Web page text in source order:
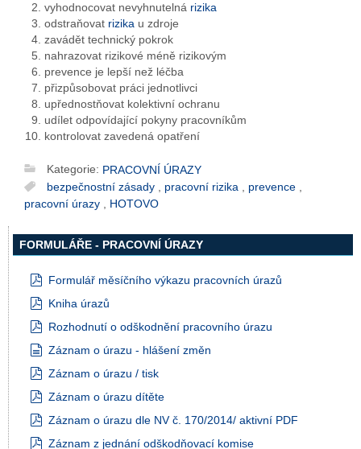
vyhodnocovat nevyhnutelná rizika
odstraňovat rizika u zdroje
zavádět technický pokrok
nahrazovat rizikové méně rizikovým
prevence je lepší než léčba
přizpůsobovat práci jednotlivci
upřednostňovat kolektivní ochranu
udílet odpovídající pokyny pracovníkům
kontrolovat zavedená opatření
Kategorie: PRACOVNÍ ÚRAZY
bezpečnostní zásady , pracovní rizika , prevence ,
pracovní úrazy , HOTOVO
FORMULÁŘE - PRACOVNÍ ÚRAZY
Formulář měsíčního výkazu pracovních úrazů
Kniha úrazů
Rozhodnutí o odškodnění pracovního úrazu
Záznam o úrazu - hlášení změn
Záznam o úrazu / tisk
Záznam o úrazu dítěte
Záznam o úrazu dle NV č. 170/2014/ aktivní PDF
Záznam z jednání odškodňovací komise